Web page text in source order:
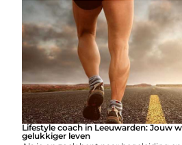
Lifestyle coach in Leeuwarden: Jouw
gelukkiger leven